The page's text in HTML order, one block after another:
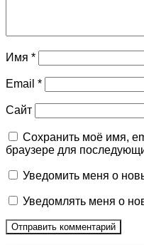
Имя *
Email *
Сайт
Сохранить моё имя,
браузере для
Уведомить меня о
Уведомлять меня о